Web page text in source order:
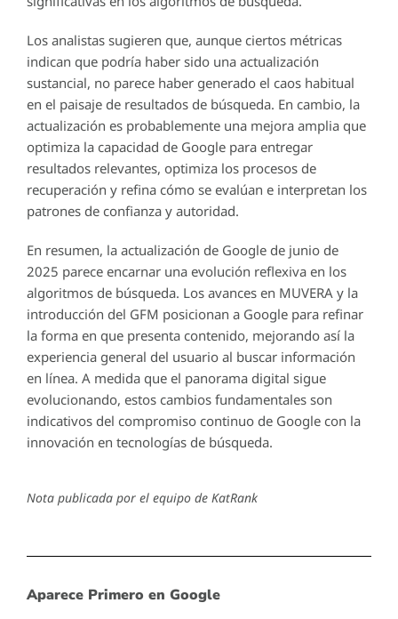
Los analistas sugieren que, aunque ciertos métricas
indican que podría haber sido una actualización
sustancial, no parece haber generado el caos habitual
en el paisaje de resultados de búsqueda. En cambio, la
actualización es probablemente una mejora amplia que
optimiza la capacidad de Google para entregar
resultados relevantes, optimiza los procesos de
recuperación y refina cómo se evalúan e interpretan los
patrones de confianza y autoridad.
En resumen, la actualización de Google de junio de
2025 parece encarnar una evolución reflexiva en los
algoritmos de búsqueda. Los avances en MUVERA y la
introducción del GFM posicionan a Google para refinar
la forma en que presenta contenido, mejorando así la
experiencia general del usuario al buscar información
en línea. A medida que el panorama digital sigue
evolucionando, estos cambios fundamentales son
indicativos del compromiso continuo de Google con la
innovación en tecnologías de búsqueda.
Nota publicada por el equipo de KatRank
Aparece Primero en Google